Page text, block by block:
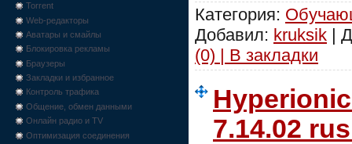
Torrent
Web-редакторы
Аватары и смайлы
Блокировка рекламы
Браузеры
Закладки и избранное
Контроль трафика
Общение, обмен данными
Онлайн радио и TV
Оптимизация соединения
Категория:
Добавил: kruksik |
(0) | В закладки
7.14.02